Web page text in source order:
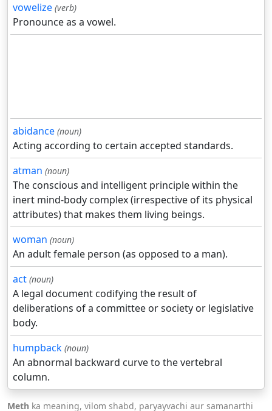
vowelize (verb)
Pronounce as a vowel.
abidance (noun)
Acting according to certain accepted standards.
atman (noun)
The conscious and intelligent principle within the
inert mind-body complex (irrespective of its physical
attributes) that makes them living beings.
woman (noun)
An adult female person (as opposed to a man).
act (noun)
A legal document codifying the result of
deliberations of a committee or society or legislative
body.
humpback (noun)
An abnormal backward curve to the vertebral
column.
Meth ka meaning, vilom shabd, paryayvachi aur samanarthi